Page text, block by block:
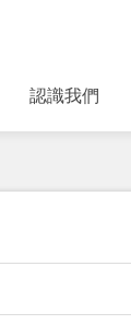
認識我們